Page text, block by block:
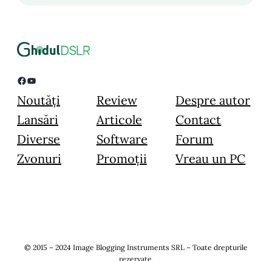
Facebook YouTube
Noutăți
Lansări
Diverse
Zvonuri
Review
Articole
Software
Promoții
Despre autor
Contact
Forum
Vreau un PC
© 2015 – 2024 Image Blogging Instruments SRL – Toate drepturile
rezervate.